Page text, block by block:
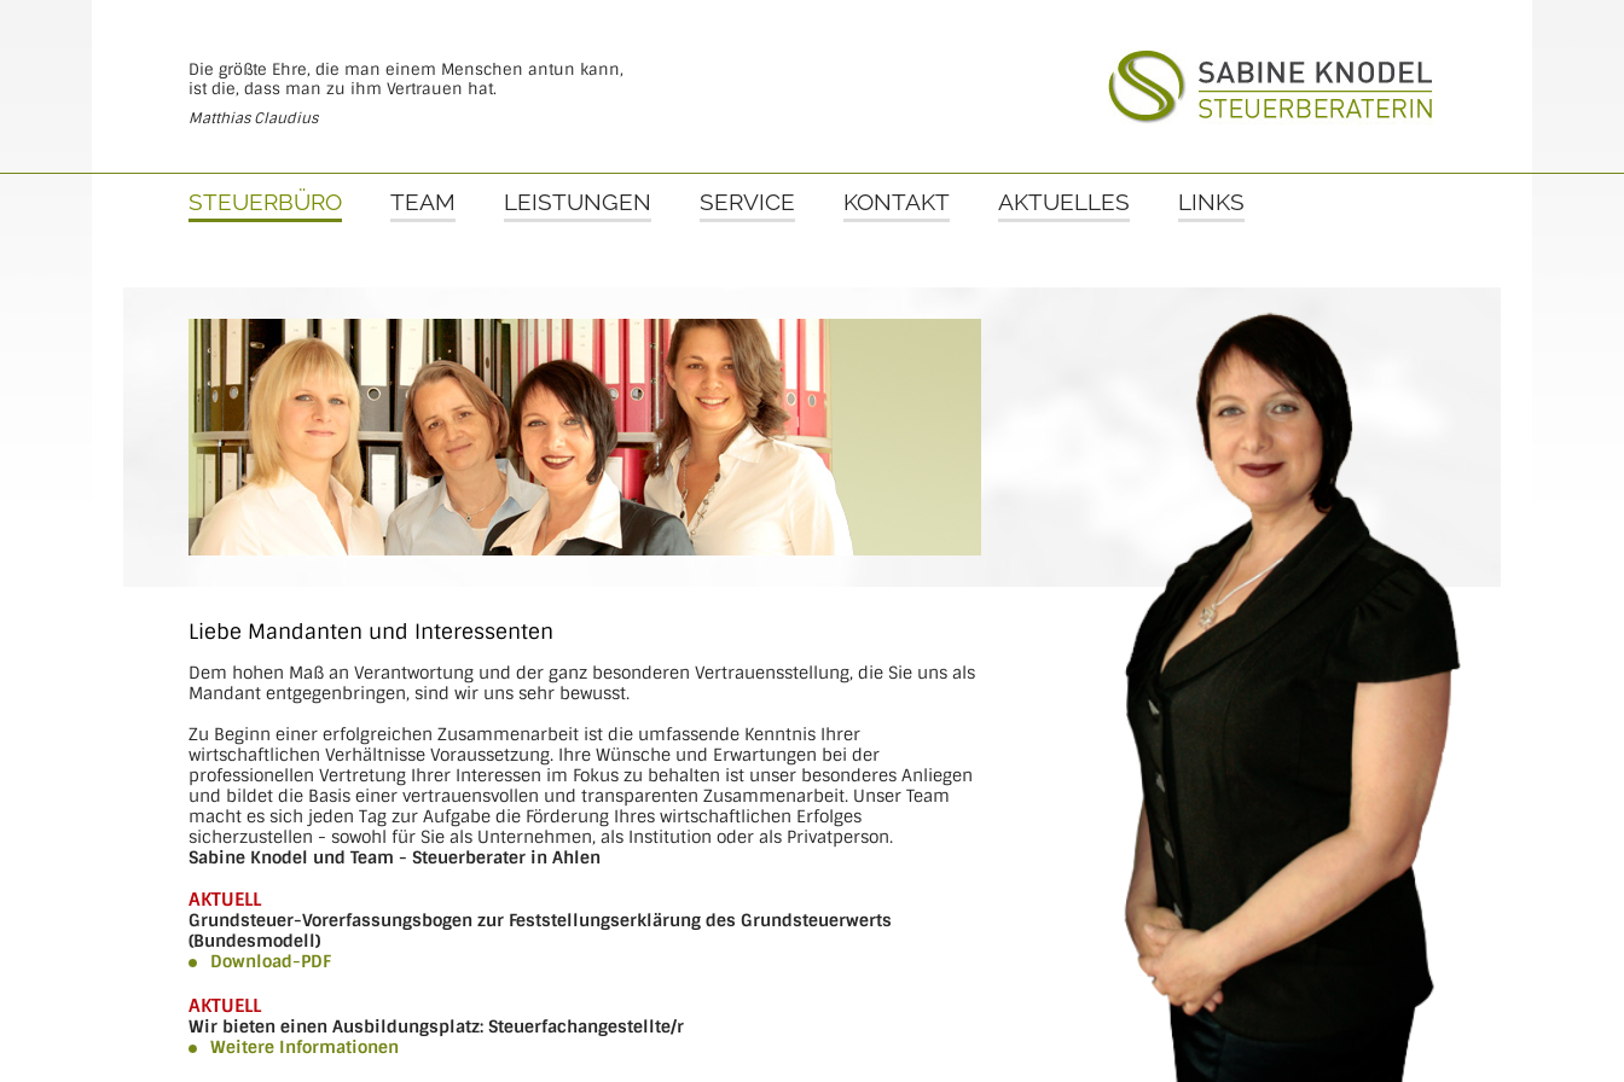
Die größte Ehre, die man einem Menschen antun kann,
ist die, dass man zu ihm Vertrauen hat.
Matthias Claudius
STEUERBÜRO TEAM LEISTUNGEN SERVICE KONTAKT AKTUELLES LINKS
Liebe Mandanten und Interessenten
Dem hohen Maß an Verantwortung und der ganz besonderen Vertrauensstellung, die Sie uns als
Mandant entgegenbringen, sind wir uns sehr bewusst.
Zu Beginn einer erfolgreichen Zusammenarbeit ist die umfassende Kenntnis Ihrer
wirtschaftlichen Verhältnisse Voraussetzung. Ihre Wünsche und Erwartungen bei der
professionellen Vertretung Ihrer Interessen im Fokus zu behalten ist unser besonderes Anliegen
und bildet die Basis einer vertrauensvollen und transparenten Zusammenarbeit. Unser Team
macht es sich jeden Tag zur Aufgabe die Förderung Ihres wirtschaftlichen Erfolges
sicherzustellen - sowohl für Sie als Unternehmen, als Institution oder als Privatperson.
Sabine Knodel und Team - Steuerberater in Ahlen
AKTUELL
Grundsteuer-Vorerfassungsbogen zur Feststellungserklärung des Grundsteuerwerts
(Bundesmodell)
Download-PDF
AKTUELL
Wir bieten einen Ausbildungsplatz: Steuerfachangestellte/r
Weitere Informationen